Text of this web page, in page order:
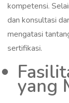
kompetensi.
dan konsultasi
mengatasi
sertifikasi.
yang